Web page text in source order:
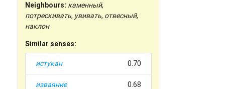
Neighbours: каменный,
потрескивать, увивать, отвесный,
наклон
Similar senses:
истукан 0.70
изваяние 0.68